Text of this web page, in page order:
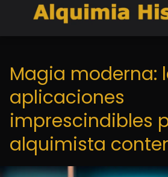
Magia moderna:
aplicaciones
imprescindibles
alquimista